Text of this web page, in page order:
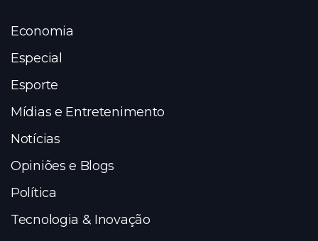
Economia
Especial
Esporte
Mídias e Entretenimento
Notícias
Opiniões e Blogs
Política
Tecnologia & Inovação